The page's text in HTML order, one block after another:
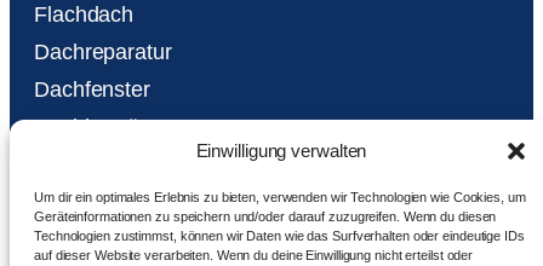
Einwilligung verwalten
Um dir ein optimales Erlebnis zu bieten, verwenden wir Technologien wie Cookies, um
Geräteinformationen zu speichern und/oder darauf zuzugreifen. Wenn du diesen
Technologien zustimmst, können wir Daten wie das Surfverhalten oder eindeutige IDs
auf dieser Website verarbeiten. Wenn du deine Einwilligung nicht erteilst oder
Flachdach
Dachreparatur
Dachfenster
Dachbegrünung
Kontakt
Montag bis Freitag: 7-16 Uhr